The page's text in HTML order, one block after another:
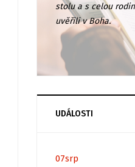
stolu a s celou
uvěřili v Boha.
UDÁLOSTI
07srp